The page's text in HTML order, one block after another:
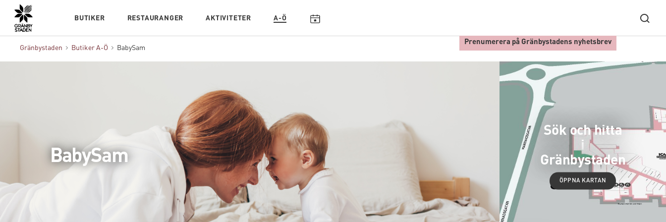
Hem BUTIKER RESTAURANGER AKTIVITETER A-Ö
Prenumerera på Gränbystadens nyhetsbrev
Gränbystaden Butiker A-Ö BabySam
BabySam
Sök och hitta
i
Gränbystaden
ÖPPNA KARTAN